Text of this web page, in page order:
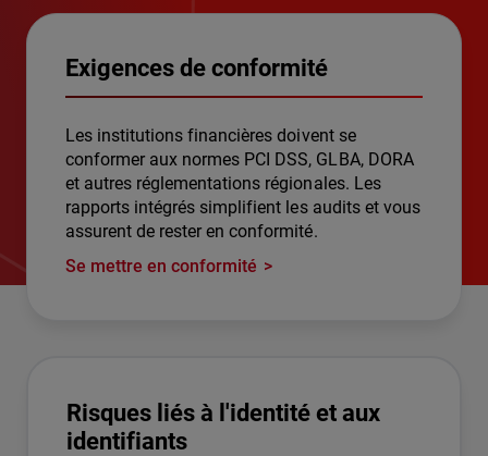
Exigences de conformité
Les institutions financières doivent se
conformer aux normes PCI DSS, GLBA, DORA
et autres réglementations régionales. Les
rapports intégrés simplifient les audits et vous
assurent de rester en conformité.
Se mettre en conformité
Risques liés à l'identité et aux
identifiants